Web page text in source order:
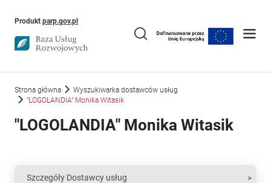
Produkt parp.gov.plUwaga, link otworzy się w nowym oknie
Strona główna
Wyszukiwarka dostawców usług
"LOGOLANDIA" Monika Witasik
"LOGOLANDIA" Monika Witasik
Szczegóły Dostawcy usług